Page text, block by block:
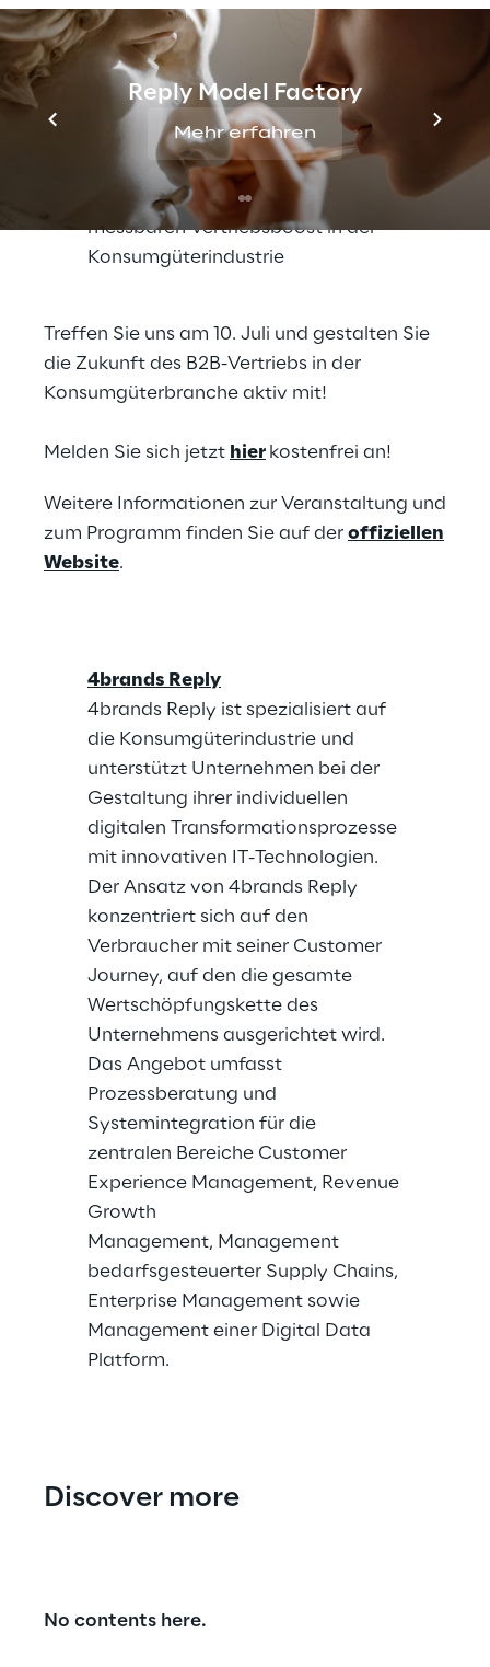
Reply Model Factory
Mehr erfahren
Nahezu Echtzeit-Einblicke in Preise,
Angebote und Sortimente für maximale
Wettbewerbsfähigkeit
Smarte Produktempfehlungen auf Basis
von Markt- und Konsumdaten
Praxisnahe Use Cases für einen
messbaren Vertriebsboost in der
Konsumgüterindustrie
Treffen Sie uns am 10. Juli und gestalten Sie
die Zukunft des B2B-Vertriebs in der
Konsumgüterbranche aktiv mit!
Melden Sie sich jetzt hier kostenfrei an!
Weitere Informationen zur Veranstaltung und
zum Programm finden Sie auf der offiziellen
Website.
4brands Reply
4brands Reply ist spezialisiert auf
die Konsumgüterindustrie und
unterstützt Unternehmen bei der
Gestaltung ihrer individuellen
digitalen Transformationsprozesse
mit innovativen IT-Technologien.
Der Ansatz von 4brands Reply
konzentriert sich auf den
Verbraucher mit seiner Customer
Journey, auf den die gesamte
Wertschöpfungskette des
Unternehmens ausgerichtet wird.
Das Angebot umfasst
Prozessberatung und
Systemintegration für die
zentralen Bereiche Customer
Experience Management, Revenue
Growth
Management, Management
bedarfsgesteuerter Supply Chains,
Enterprise Management sowie
Management einer Digital Data
Platform.
Discover more
No contents here.